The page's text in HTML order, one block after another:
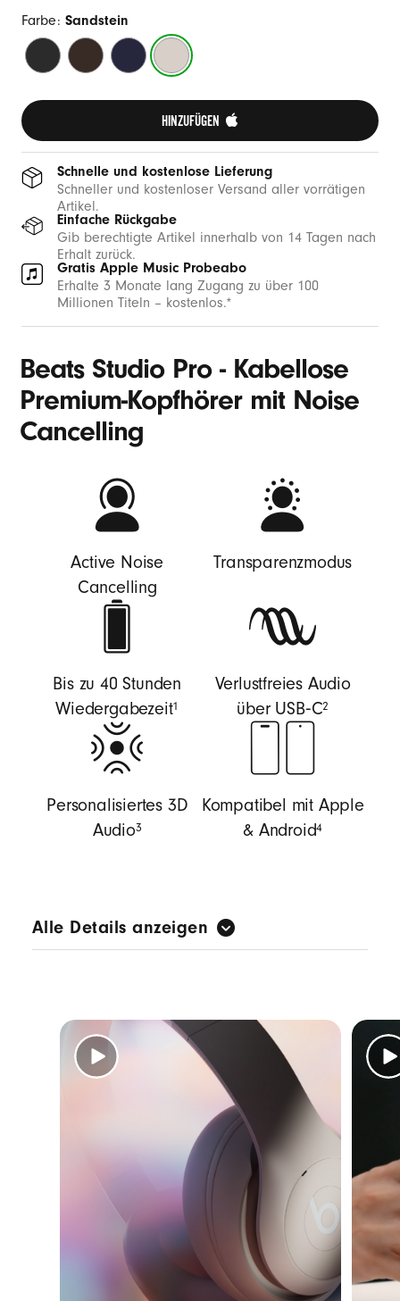
Farbe: Sandstein
SchwarzEspressoNavy Sandstein
HINZUFÜGEN
Schnelle und kostenlose Lieferung
Schneller und kostenloser Versand aller vorrätigen
Artikel.
Einfache Rückgabe
Gib berechtigte Artikel innerhalb von 14 Tagen nach
Erhalt zurück.
Gratis Apple Music Probeabo
Erhalte 3 Monate lang Zugang zu über 100
Millionen Titeln – kostenlos.*
Beats Studio Pro - Kabellose
Premium-Kopfhörer mit Noise
Cancelling
Active Noise
Cancelling
Transparenzmodus
Bis zu 40 Stunden
Wiedergabezeit1
Verlustfreies Audio
über USB‑C2
Personalisiertes 3D
Audio3
Kompatibel mit Apple
& Android4
Alle Details anzeigen
satten immersiven Sound
Der speziell entwickelte 40-mm-Schallwandler
optimiert die Sound-Klarheit und sorgt für
nahezu verzerrungsfreie Wiedergabe sogar
bei hoher Lautstärke – eine Verbesserung von
bis zu 80 % im Vergleich zu Beats Studio
Wireless – und damit eine erhöhte Klangtreue.
Ein integrierter Digitalprozessor optimiert die
Frequenzgänge für ein kraftvolles
ausgewogenes Audioprofil
Komplett adaptives Aktives Noise Cancelling
(ANC) sorgt dafür, dass du in deine Musik